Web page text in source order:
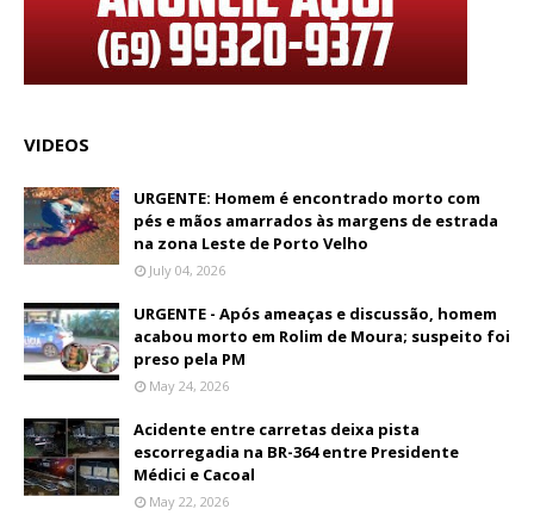
VIDEOS
URGENTE: Homem é encontrado morto com
pés e mãos amarrados às margens de estrada
na zona Leste de Porto Velho
July 04, 2026
URGENTE - Após ameaças e discussão, homem
acabou morto em Rolim de Moura; suspeito foi
preso pela PM
May 24, 2026
Acidente entre carretas deixa pista
escorregadia na BR-364 entre Presidente
Médici e Cacoal
May 22, 2026